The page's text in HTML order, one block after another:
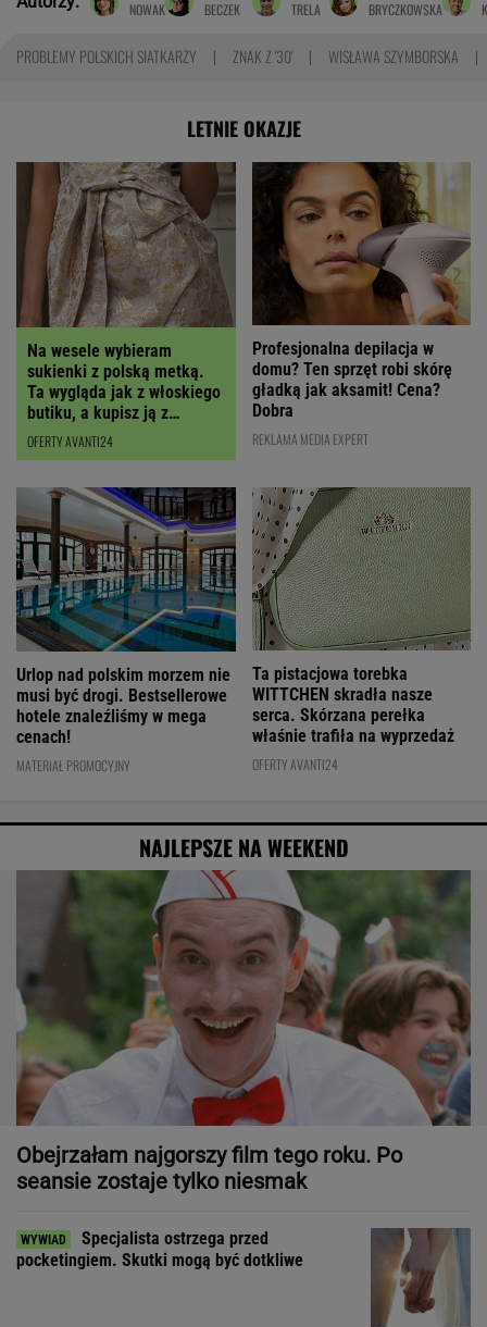
NOWAK
BECZEK
TRELA
BRYCZKOWSKA
PROBLEMY POLSKICH SIATKARZY ZNAK Z '30' WISŁAWA SZYMBORSKA
LETNIE OKAZJE
Na wesele wybieram
sukienki z polską metką.
Ta wygląda jak z włoskiego
butiku, a kupisz ją z
RABATEM
OFERTY AVANTI24
Profesjonalna depilacja w
domu? Ten sprzęt robi skórę
gładką jak aksamit! Cena?
Dobra
REKLAMA MEDIA EXPERT
Urlop nad polskim morzem nie
musi być drogi. Bestsellerowe
hotele znaleźliśmy w mega
cenach!
MATERIAŁ PROMOCYJNY
Ta pistacjowa torebka
WITTCHEN skradła nasze
serca. Skórzana perełka
właśnie trafiła na wyprzedaż
OFERTY AVANTI24
NAJLEPSZE NA WEEKEND
Obejrzałam najgorszy film tego roku. Po
seansie zostaje tylko niesmak
Specjalista ostrzega przed
pocketingiem. Skutki mogą być dotkliwe